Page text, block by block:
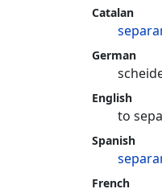
Catalan
German
English
to
Spanish
French